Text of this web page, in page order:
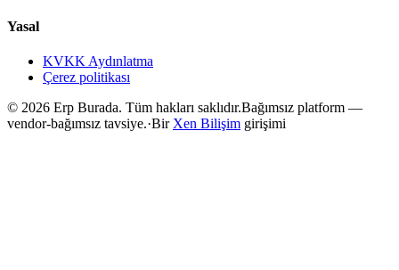
Yasal
KVKK Aydınlatma
Çerez politikası
© 2026 Erp Burada. Tüm hakları saklıdır.Bağımsız platform —
vendor-bağımsız tavsiye.·Bir Xen Bilişim girişimi